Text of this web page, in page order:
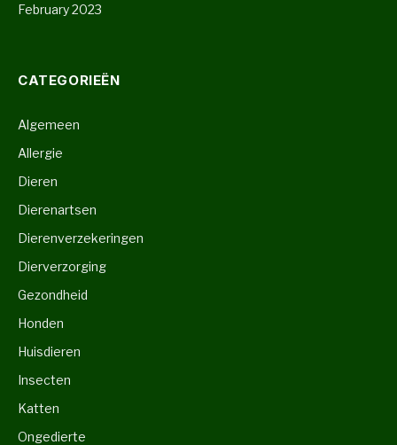
February 2023
CATEGORIEËN
Algemeen
Allergie
Dieren
Dierenartsen
Dierenverzekeringen
Dierverzorging
Gezondheid
Honden
Huisdieren
Insecten
Katten
Ongedierte